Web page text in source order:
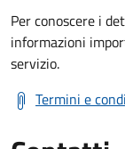
Per conoscere i
informazioni
servizio.
Termini e